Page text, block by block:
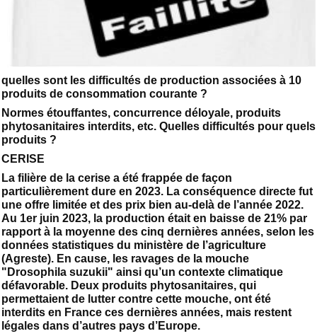
quelles sont les difficultés de production associées à 10
produits de consommation courante ?
Normes étouffantes, concurrence déloyale, produits
phytosanitaires interdits, etc. Quelles difficultés pour quels
produits ?
CERISE
La filière de la cerise a été frappée de façon
particulièrement dure en 2023. La conséquence directe fut
une offre limitée et des prix bien au-delà de l’année 2022.
Au 1er juin 2023, la production était en baisse de 21% par
rapport à la moyenne des cinq dernières années, selon les
données statistiques du ministère de l’agriculture
(Agreste). En cause, les ravages de la mouche
"Drosophila suzukii" ainsi qu’un contexte climatique
défavorable. Deux produits phytosanitaires, qui
permettaient de lutter contre cette mouche, ont été
interdits en France ces dernières années, mais restent
légales dans d’autres pays d’Europe.